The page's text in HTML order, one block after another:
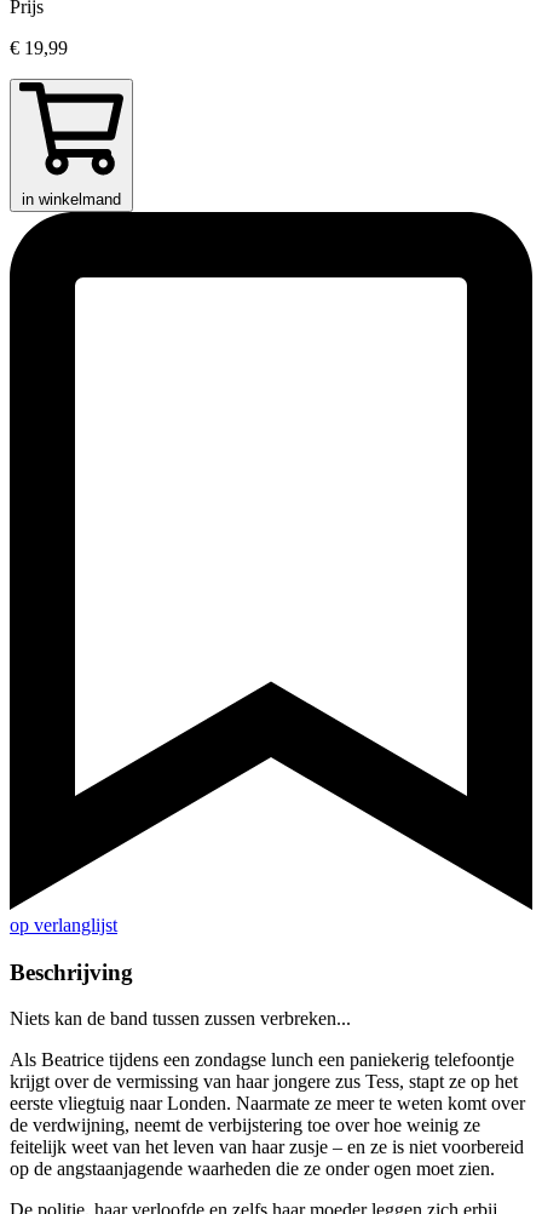
Prijs
€ 19,99
in winkelmand
op verlanglijst
Beschrijving
Niets kan de band tussen zussen verbreken...
Als Beatrice tijdens een zondagse lunch een paniekerig telefoontje
krijgt over de vermissing van haar jongere zus Tess, stapt ze op het
eerste vliegtuig naar Londen. Naarmate ze meer te weten komt over
de verdwijning, neemt de verbijstering toe over hoe weinig ze
feitelijk weet van het leven van haar zusje – en ze is niet voorbereid
op de angstaanjagende waarheden die ze onder ogen moet zien.